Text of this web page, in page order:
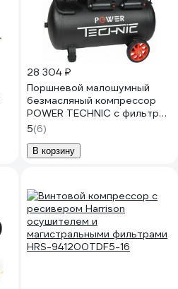
28 304 ₽
Поршневой малошумный
безмасляный компрессор
POWER TECHNIC с фильтром
влагоотделителем
ACL480/050
5(6)
В корзину